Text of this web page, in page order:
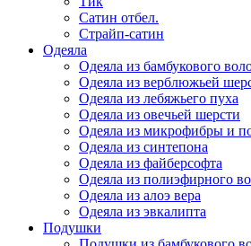
Сатин отбел.
Страйп-сатин
Одеяла
Одеяла из бамбукового
Одеяла из верблюжьей
Одеяла из лебяжьего пуха
Одеяла из овечьей шерсти
Одеяла из микрофибры и
Одеяла из синтепона
Одеяла из файберсофта
Одеяла из полиэфирного
Одеяла из алоэ вера
Одеяла из эвкалипта
Подушки